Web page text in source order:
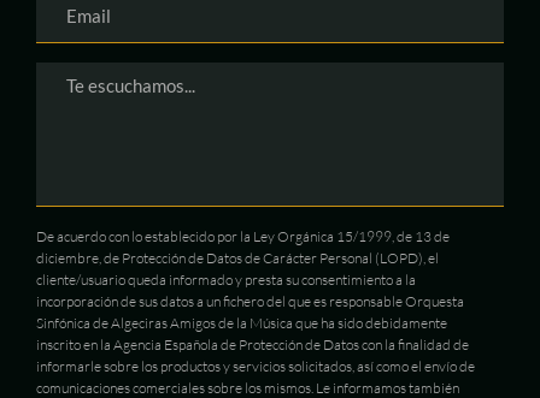
De acuerdo con lo establecido por la Ley Orgánica 15/1999, de 13 de
diciembre, de Protección de Datos de Carácter Personal (LOPD), el
cliente/usuario queda informado y presta su consentimiento a la
incorporación de sus datos a un fichero del que es responsable Orquesta
Sinfónica de Algeciras Amigos de la Música que ha sido debidamente
inscrito en la Agencia Española de Protección de Datos con la finalidad de
informarle sobre los productos y servicios solicitados, así como el envío de
comunicaciones comerciales sobre los mismos. Le informamos también